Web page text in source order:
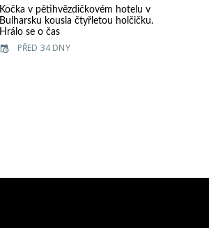
Kočka v pětihvězdičkovém hotelu v
Bulharsku kousla čtyřletou holčičku.
Hrálo se o čas
PŘED 34 DNY